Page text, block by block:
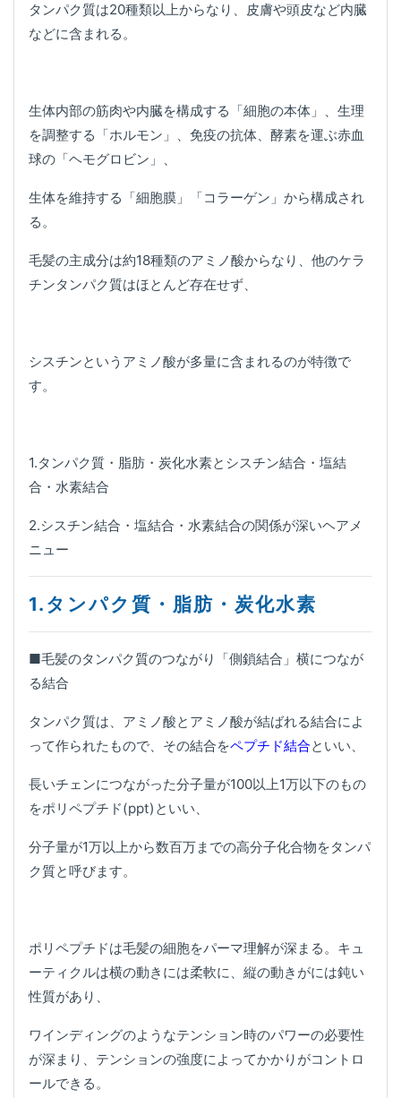
タンパク質は20種類以上からなり、皮膚や頭皮など内臓
などに含まれる。
生体内部の筋肉や内臓を構成する「細胞の本体」、生理
を調整する「ホルモン」、免疫の抗体、酵素を運ぶ赤血
球の「ヘモグロビン」、
生体を維持する「細胞膜」「コラーゲン」から構成され
る。
毛髪の主成分は約18種類のアミノ酸からなり、他のケラ
チンタンパク質はほとんど存在せず、
シスチンというアミノ酸が多量に含まれるのが特徴で
す。
1.タンパク質・脂肪・炭化水素とシスチン結合・塩結
合・水素結合
2.シスチン結合・塩結合・水素結合の関係が深いヘアメ
ニュー
1.タンパク質・脂肪・炭化水素
■毛髪のタンパク質のつながり「側鎖結合」横につなが
る結合
タンパク質は、アミノ酸とアミノ酸が結ばれる結合によ
って作られたもので、その結合をペプチド結合といい、
長いチェンにつながった分子量が100以上1万以下のもの
をポリペプチド(ppt)といい、
分子量が1万以上から数百万までの高分子化合物をタンパ
ク質と呼びます。
ポリペプチドは毛髪の細胞をパーマ理解が深まる。キュ
ーティクルは横の動きには柔軟に、縦の動きがには鈍い
性質があり、
ワインディングのようなテンション時のパワーの必要性
が深まり、テンションの強度によってかかりがコントロ
ールできる。